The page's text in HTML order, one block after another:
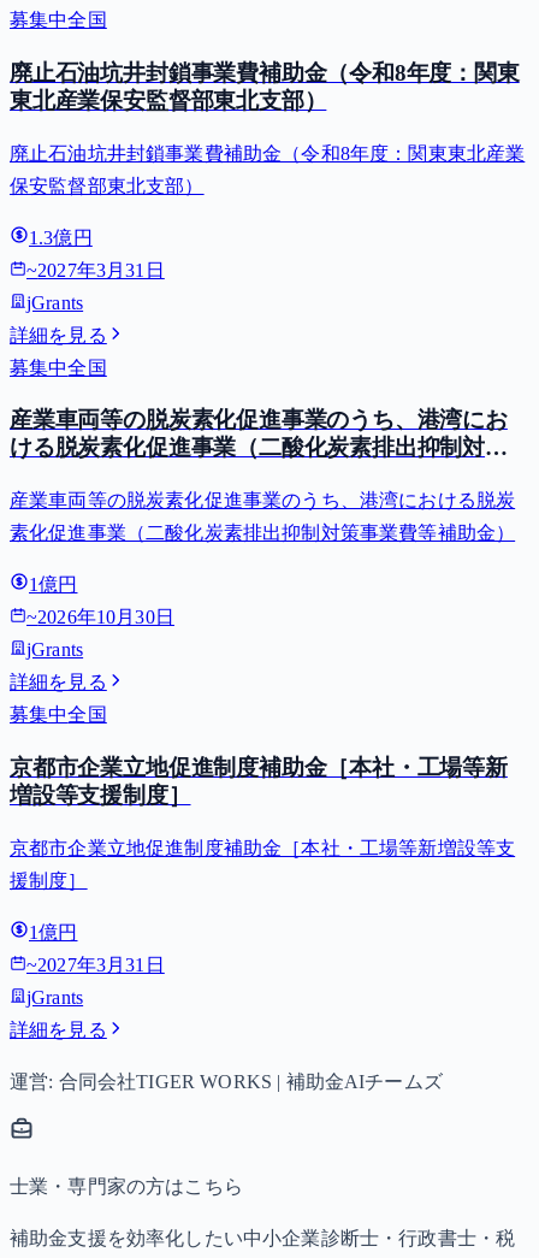
募集中全国
廃止石油坑井封鎖事業費補助金（令和8年度：関東
東北産業保安監督部東北支部）
廃止石油坑井封鎖事業費補助金（令和8年度：関東東北産業
保安監督部東北支部）
1.3億円
~2027年3月31日
jGrants
詳細を見る
募集中全国
産業車両等の脱炭素化促進事業のうち、港湾にお
ける脱炭素化促進事業（二酸化炭素排出抑制対策
産業車両等の脱炭素化促進事業のうち、港湾における脱炭
素化促進事業（二酸化炭素排出抑制対策事業費等補助金）
1億円
~2026年10月30日
jGrants
詳細を見る
募集中全国
京都市企業立地促進制度補助金［本社・工場等新
増設等支援制度］
京都市企業立地促進制度補助金［本社・工場等新増設等支
援制度］
1億円
~2027年3月31日
jGrants
詳細を見る
運営: 合同会社TIGER WORKS | 補助金AIチームズ
士業・専門家の方はこちら
補助金支援を効率化したい中小企業診断士・行政書士・税